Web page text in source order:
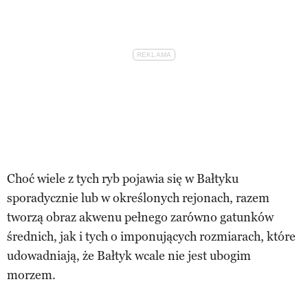
Choć wiele z tych ryb pojawia się w Bałtyku
sporadycznie lub w określonych rejonach, razem
tworzą obraz akwenu pełnego zarówno gatunków
średnich, jak i tych o imponujących rozmiarach, które
udowadniają, że Bałtyk wcale nie jest ubogim
morzem.